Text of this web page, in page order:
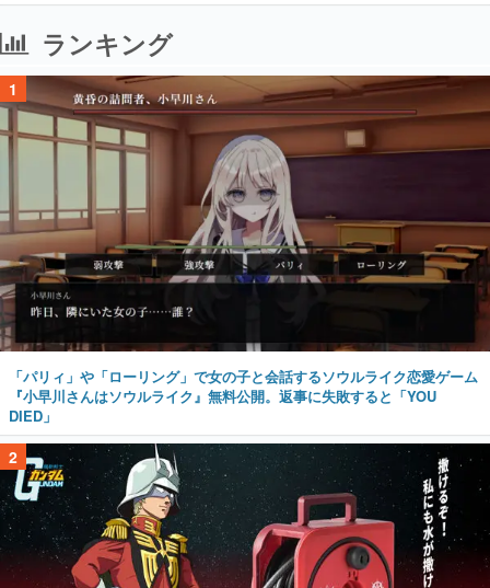
ランキング
1
「パリィ」や「ローリング」で女の子と会話するソウルライク恋愛ゲーム
『小早川さんはソウルライク』無料公開。返事に失敗すると「YOU
DIED」
2